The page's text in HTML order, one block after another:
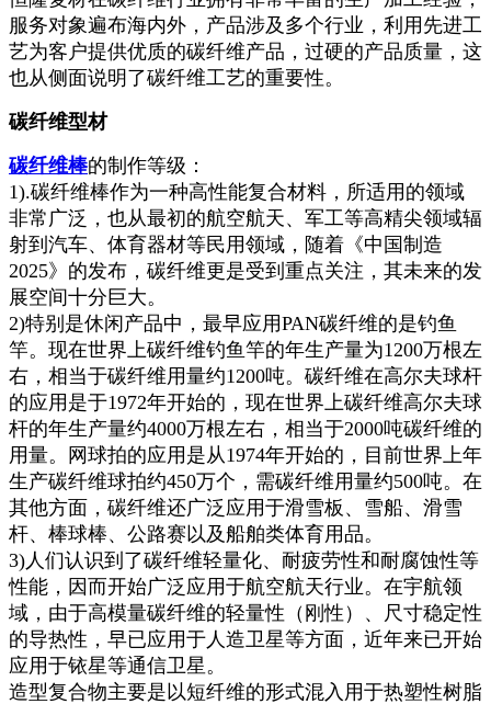
服务对象遍布海内外，产品涉及多个行业，利用先进工
艺为客户提供优质的碳纤维产品，过硬的产品质量，这
也从侧面说明了碳纤维工艺的重要性。
碳纤维型材
碳纤维棒的制作等级：
1).碳纤维棒作为一种高性能复合材料，所适用的领域
非常广泛，也从最初的航空航天、军工等高精尖领域辐
射到汽车、体育器材等民用领域，随着《中国制造
2025》的发布，碳纤维更是受到重点关注，其未来的发
展空间十分巨大。
2)特别是休闲产品中，最早应用PAN碳纤维的是钓鱼
竿。现在世界上碳纤维钓鱼竿的年生产量为1200万根左
右，相当于碳纤维用量约1200吨。碳纤维在高尔夫球杆
的应用是于1972年开始的，现在世界上碳纤维高尔夫球
杆的年生产量约4000万根左右，相当于2000吨碳纤维的
用量。网球拍的应用是从1974年开始的，目前世界上年
生产碳纤维球拍约450万个，需碳纤维用量约500吨。在
其他方面，碳纤维还广泛应用于滑雪板、雪船、滑雪
杆、棒球棒、公路赛以及船舶类体育用品。
3)人们认识到了碳纤维轻量化、耐疲劳性和耐腐蚀性等
性能，因而开始广泛应用于航空航天行业。在宇航领
域，由于高模量碳纤维的轻量性（刚性）、尺寸稳定性
的导热性，早已应用于人造卫星等方面，近年来已开始
应用于铱星等通信卫星。
造型复合物主要是以短纤维的形式混入用于热塑性树脂